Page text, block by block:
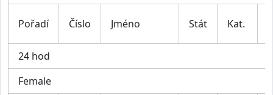
Pořadí Číslo Jméno Stát Kat.
24 hod
Female